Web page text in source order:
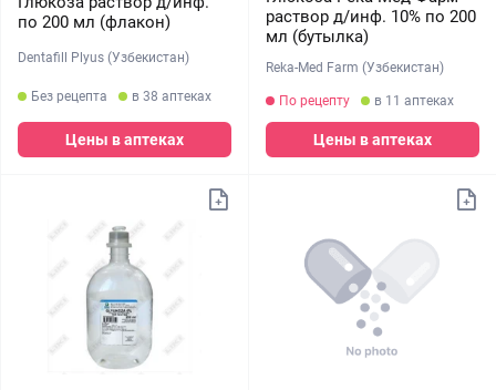
по 200 мл (флакон)
Dentafill Plyus (Узбекистан)
Без рецепта в 38 аптеках
Цены в аптеках
раствор д/инф. 10% по 200
мл (бутылка)
Reka-Med Farm (Узбекистан)
По рецепту в 11 аптеках
Цены в аптеках